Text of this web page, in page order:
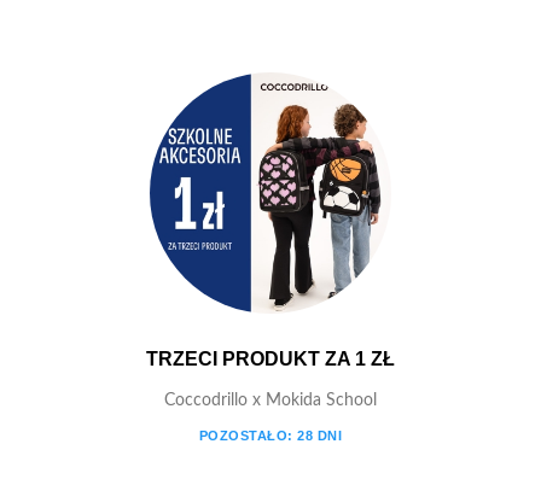
TRZECI PRODUKT ZA 1 ZŁ
Coccodrillo x Mokida School
POZOSTAŁO:28 DNI